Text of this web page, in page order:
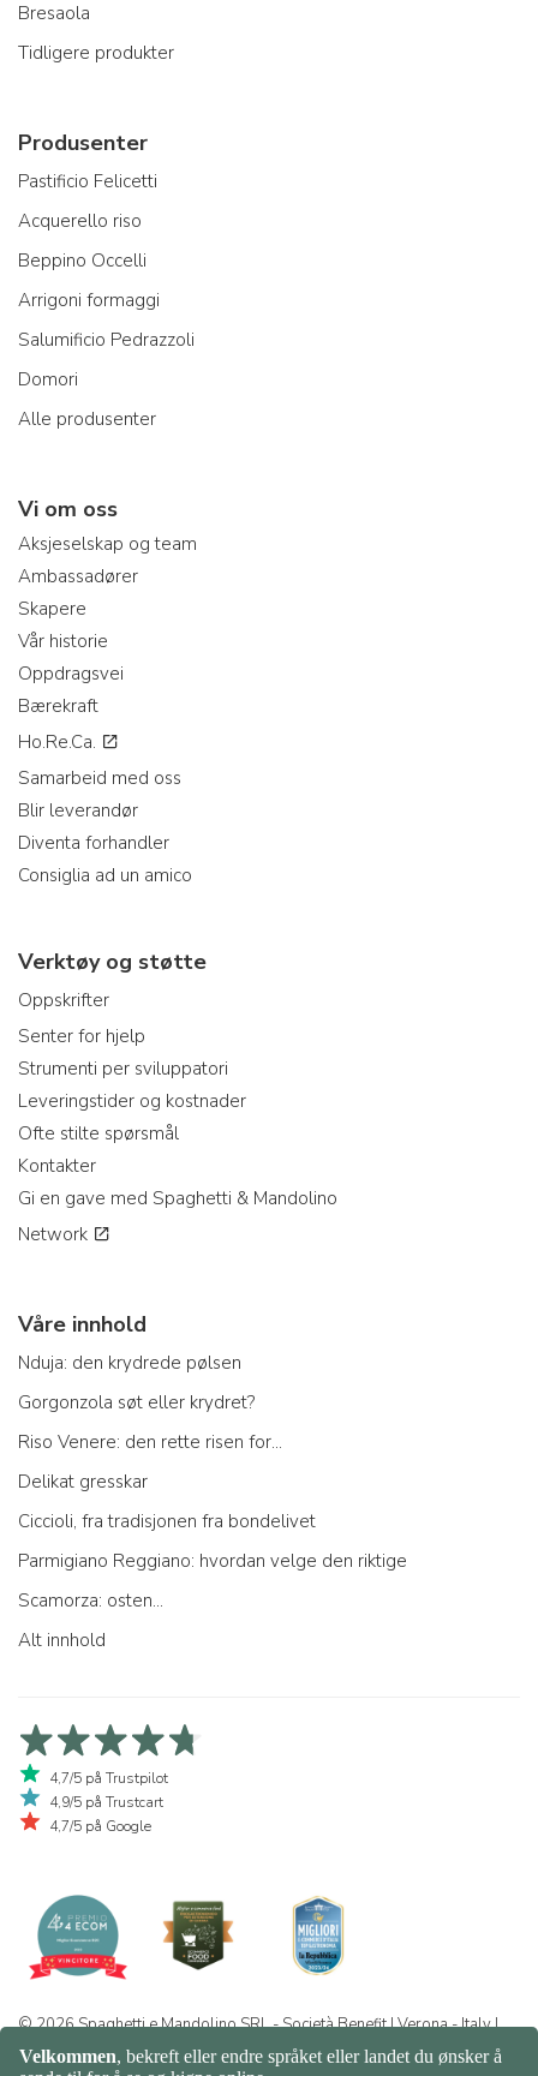
Bresaola
Tidligere produkter
Produsenter
Pastificio Felicetti
Acquerello riso
Beppino Occelli
Arrigoni formaggi
Salumificio Pedrazzoli
Domori
Alle produsenter
Vi om oss
Aksjeselskap og team
Ambassadører
Skapere
Vår historie
Oppdragsvei
Bærekraft
Ho.Re.Ca.
Samarbeid med oss
Blir leverandør
Diventa forhandler
Consiglia ad un amico
Verktøy og støtte
Oppskrifter
Senter for hjelp
Strumenti per sviluppatori
Leveringstider og kostnader
Ofte stilte spørsmål
Kontakter
Gi en gave med Spaghetti & Mandolino
Network
Våre innhold
Nduja: den krydrede pølsen
Gorgonzola søt eller krydret?
Riso Venere: den rette risen for...
Delikat gresskar
Ciccioli, fra tradisjonen fra bondelivet
Parmigiano Reggiano: hvordan velge den riktige
Scamorza: osten...
Alt innhold
4,7/5 på Trustpilot
4,9/5 på Trustcart
4,7/5 på Google
© 2026 Spaghetti e Mandolino SRL - Società Benefit | Verona - Italy |
+39 351 865 9444 | P.I. IT04913730232 | Certificazione BIO: IT-BIO-
016.380-0110744.2026.001 | REA VR-455804 |Personvern og